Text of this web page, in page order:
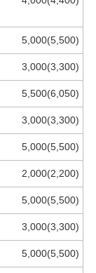
5,000(5,500)
3,000(3,300)
5,500(6,050)
3,000(3,300)
5,000(5,500)
2,000(2,200)
5,000(5,500)
3,000(3,300)
5,000(5,500)